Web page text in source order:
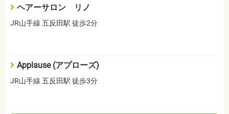
ヘアーサロン リノ
JR山手線 五反田駅 徒歩2分
Applause (アプローズ)
JR山手線 五反田駅 徒歩3分